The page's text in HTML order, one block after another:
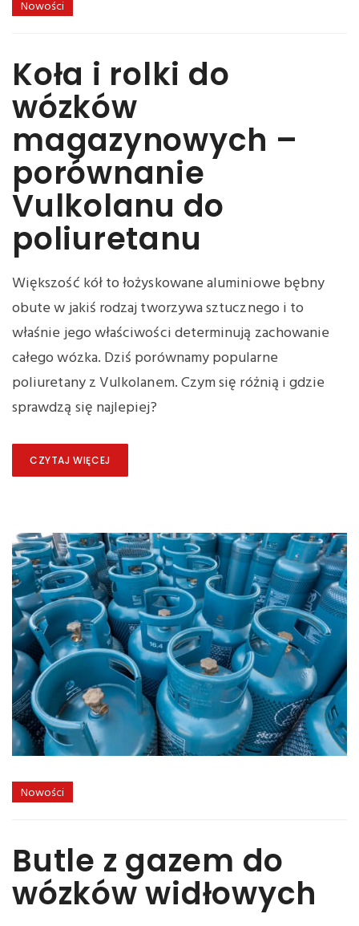
Nowości
Koła i rolki do
wózków
magazynowych –
porównanie
Vulkolanu do
poliuretanu
Większość kół to łożyskowane aluminiowe bębny
obute w jakiś rodzaj tworzywa sztucznego i to
właśnie jego właściwości determinują zachowanie
całego wózka. Dziś porównamy popularne
poliuretany z Vulkolanem. Czym się różnią i gdzie
sprawdzą się najlepiej?
CZYTAJ WIĘCEJ
Nowości
Butle z gazem do
wózków widłowych